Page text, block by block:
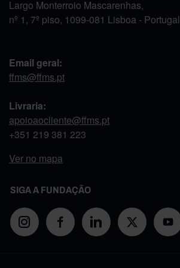
Largo Monterroio Mascarenhas,
nº 1, 7º piso, 1099-081 Lisboa - Portugal
Email geral:
ffms@ffms.pt
Livraria:
apoioaocliente@ffms.pt
+351 219 381 223
Ver no mapa
SIGA A FUNDAÇÃO